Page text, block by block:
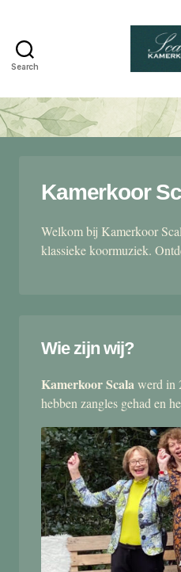
Search
Kamerkoor
Welkom bij Kamerkoor
klassieke koormuziek.
Wie zijn wij?
Kamerkoor Scalawerd in
hebben zangles gehad en